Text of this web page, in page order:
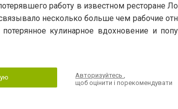
работу в известном ресторане
несколько больше чем рабочие
кулинарное вдохновение и
Авторизуйтесь
щоб оцінити і порекомендувати